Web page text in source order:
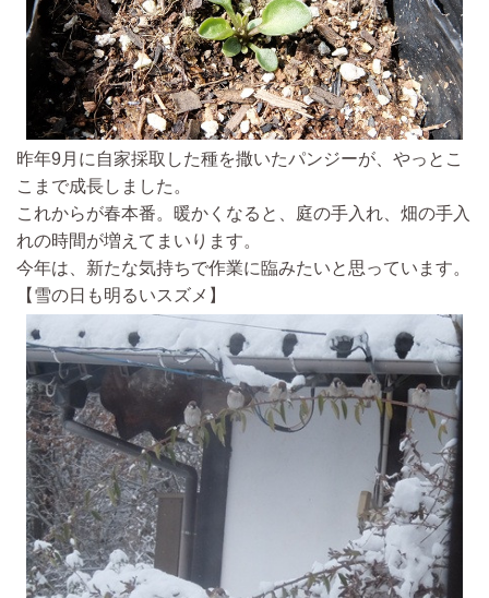
昨年9月に自家採取した種を撒いたパンジーが、やっとこ
こまで成長しました。
これからが春本番。暖かくなると、庭の手入れ、畑の手入
れの時間が増えてまいります。
今年は、新たな気持ちで作業に臨みたいと思っています。
【雪の日も明るいスズメ】